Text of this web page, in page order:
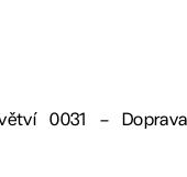
0031 –